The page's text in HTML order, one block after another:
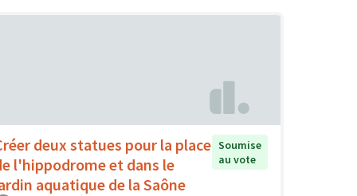
deux statues pour la place
l'hippodrome et dans le
aquatique de la Saône
Soumise
au vote